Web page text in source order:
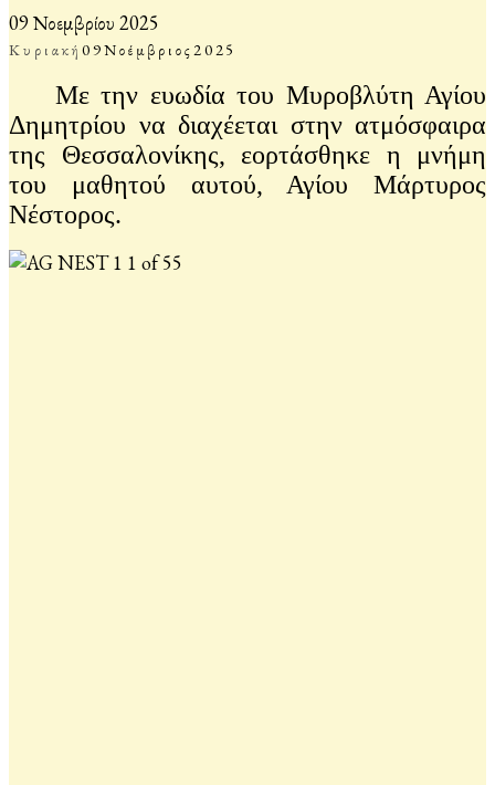
09 Νοεμβρίου 2025
Κυριακή09Νοέμβριος2025
Με την ευωδία του Μυροβλύτη Αγίου
Δημητρίου να διαχέεται στην ατμόσφαιρα
της Θεσσαλονίκης, εορτάσθηκε η μνήμη
του μαθητού αυτού, Αγίου Μάρτυρος
Νέστορος.